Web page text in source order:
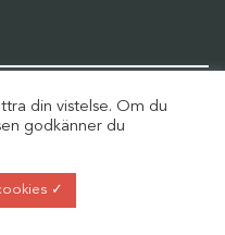
i våra grupper
din vistelse. Om du
godkänner du
✓